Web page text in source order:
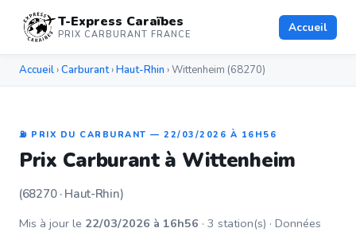
T-Express Caraïbes
PRIX CARBURANT FRANCE Accueil
Accueil ›Carburant›Haut-Rhin › Wittenheim (68270)
⛽ PRIX DU CARBURANT — 22/03/2026 À 16H56
Prix Carburant à Wittenheim
(68270 · Haut-Rhin)
Mis à jour le 22/03/2026 à 16h56 · 3 station(s) · Données